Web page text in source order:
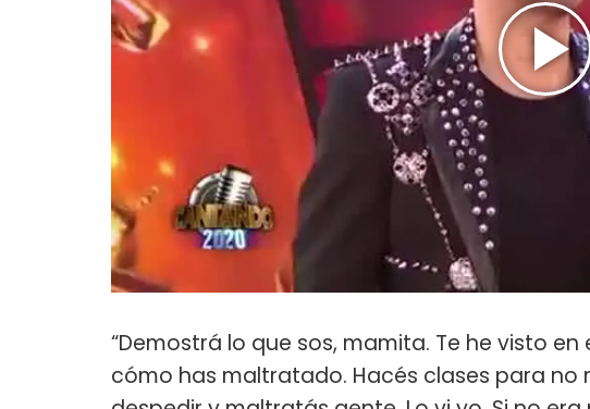
“Demostrá lo que sos, mamita. Te he visto
cómo has maltratado. Hacés clases para